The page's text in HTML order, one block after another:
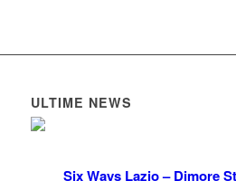
ULTIME NEWS
Six Ways Lazio – Dimore